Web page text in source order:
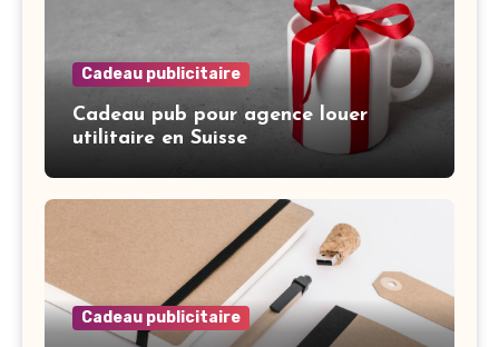
Cadeau publicitaire
Cadeau pub pour agence louer
utilitaire en Suisse
Cadeau publicitaire